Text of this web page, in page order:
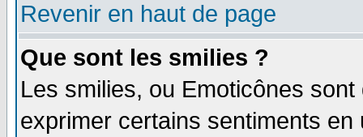
Revenir en haut de page
Que sont les smilies ?
Les smilies, ou Emoticônes
exprimer certains sentiments